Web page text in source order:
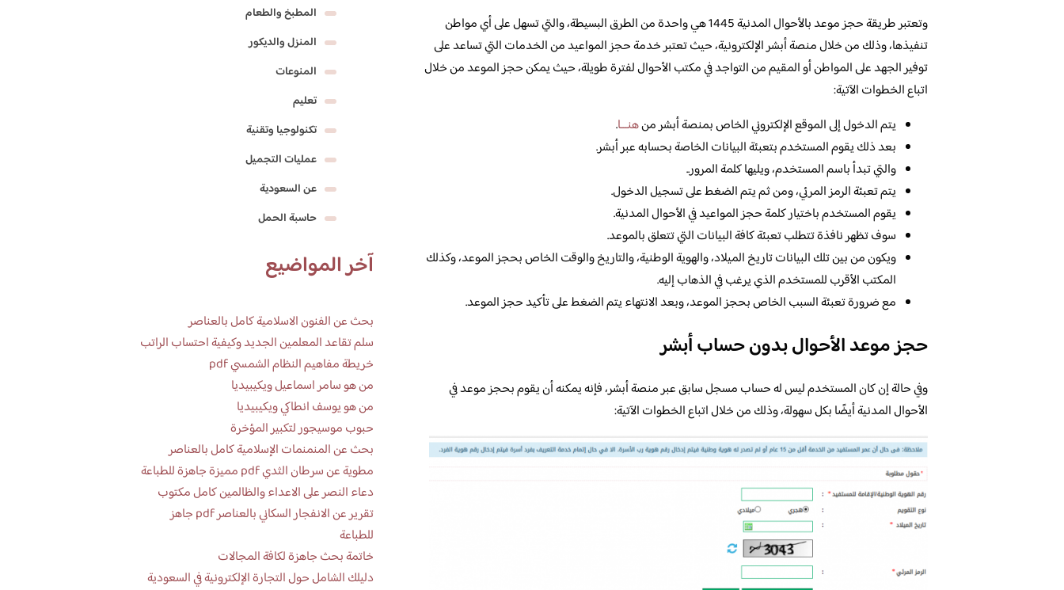
وتعتبر طريقة حجز موعد بالأحوال المدنية 1445 هي واحدة من الطرق البسيطة، والتي تسهل على أي مواطن
تنفيذها، وذلك من خلال منصة أبشر الإلكترونية، حيث تعتبر خدمة حجز المواعيد من الخدمات التي تساعد على
توفير الجهد على المواطن أو المقيم من التواجد في مكتب الأحوال لفترة طويلة، حيث يمكن حجز الموعد من خلال
اتباع الخطوات الآتية:
يتم الدخول إلى الموقع الإلكتروني الخاص بمنصة أبشر منهنـــا.
بعد ذلك يقوم المستخدم بتعبئة البيانات الخاصة بحسابه عبر أبشر.
والتي تبدأ باسم المستخدم، ويليها كلمة المرور..
يتم تعبئة الرمز المرئي، ومن ثم يتم الضغط على تسجيل الدخول.
يقوم المستخدم باختيار كلمة حجز المواعيد في الأحوال المدنية.
سوف تظهر نافذة تتطلب تعبئة كافة البيانات التي تتعلق بالموعد.
ويكون من بين تلك البيانات تاريخ الميلاد، والهوية الوطنية، والتاريخ والوقت الخاص بحجز الموعد، وكذلك
المكتب الأقرب للمستخدم الذي يرغب في الذهاب إليه.
مع ضرورة تعبئة السبب الخاص بحجز الموعد، وبعد الانتهاء يتم الضغط على تأكيد حجز الموعد.
حجز موعد الأحوال بدون حساب أبشر
وفي حالة إن كان المستخدم ليس له حساب مسجل سابق عبر منصة أبشر، فإنه يمكنه أن يقوم بحجز موعد في
الأحوال المدنية أيضًا بكل سهولة، وذلك من خلال اتباع الخطوات الآتية:
المطبخ والطعام
المنزل والديكور
المنوعات
تعليم
تكنولوجيا وتقنية
عمليات التجميل
عن السعودية
حاسبة الحمل
آخر المواضيع
بحث عن الفنون الاسلامية كامل بالعناصر
سلم تقاعد المعلمين الجديد وكيفية احتساب الراتب
خريطة مفاهيم النظام الشمسي pdf
من هو سامر اسماعيل ويكيبيديا
من هو يوسف انطاكي ويكيبيديا
حبوب موسيجور لتكبير المؤخرة
بحث عن المنمنمات الإسلامية كامل بالعناصر
مطوية عن سرطان الثدي pdf مميزة جاهزة للطباعة
دعاء النصر على الاعداء والظالمين كامل مكتوب
تقرير عن الانفجار السكاني بالعناصر pdf جاهز
للطباعة
خاتمة بحث جاهزة لكافة المجالات
دليلك الشامل حول التجارة الإلكترونية في السعودية